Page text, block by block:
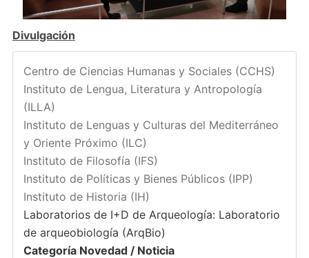
Divulgación
Centro de Ciencias Humanas y Sociales (CCHS)
Instituto de Lengua, Literatura y Antropología
(ILLA)
Instituto de Lenguas y Culturas del Mediterráneo
y Oriente Próximo (ILC)
Instituto de Filosofía (IFS)
Instituto de Políticas y Bienes Públicos (IPP)
Instituto de Historia (IH)
Laboratorios de I+D de Arqueología: Laboratorio
de arqueobiología (ArqBio)
Categoría Novedad / Noticia